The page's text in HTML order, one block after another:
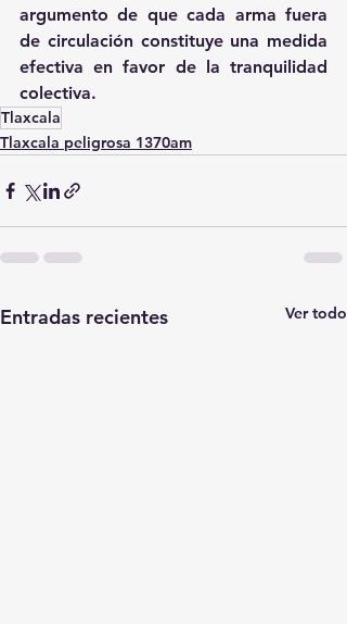
argumento de que cada arma fuera
de circulación constituye una medida
efectiva en favor de la tranquilidad
colectiva.
Tlaxcala
Tlaxcala peligrosa 1370am
Entradas recientes Ver todo